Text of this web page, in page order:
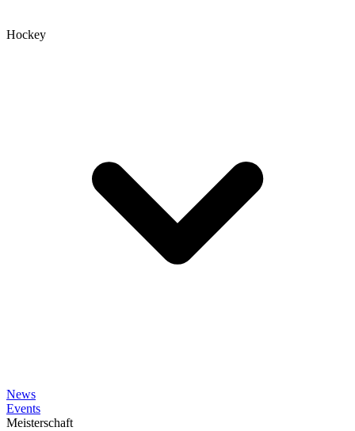
Hockey
News
Events
Meisterschaft